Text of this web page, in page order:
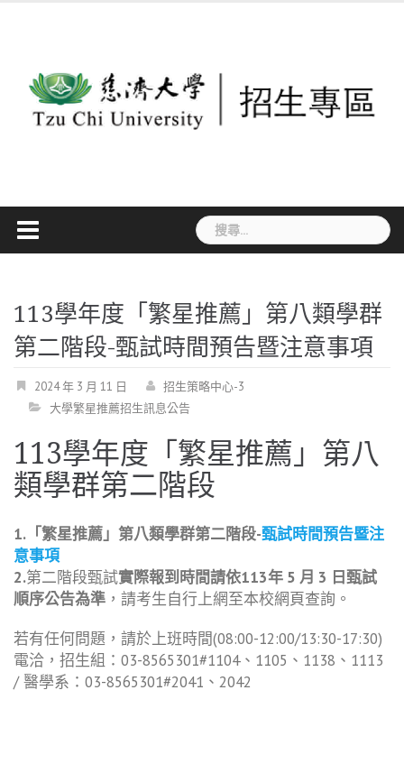
搜
尋
字:
113學年度「繁星推薦」第八類學群
第二階段-甄試時間預告暨注意事項
2024 年 3 月 11 日
招生策略中心-3
大學繁星推薦招生訊息公告
113學年度「繁星推薦」第八
類學群第二階段
1.「繁星推薦」第八類學群第二階段-甄試時間預告暨注
意事項
2.第二階段甄試實際報到時間請依113年 5 月 3 日甄試
順序公告為準 ，請考生自行上網至本校網頁查詢。
若有任何問題，請於上班時間(08:00-12:00/13:30-17:30)
電洽，招生組：03-8565301#1104、1105、1138、1113
/ 醫學系：03-8565301#2041、2042